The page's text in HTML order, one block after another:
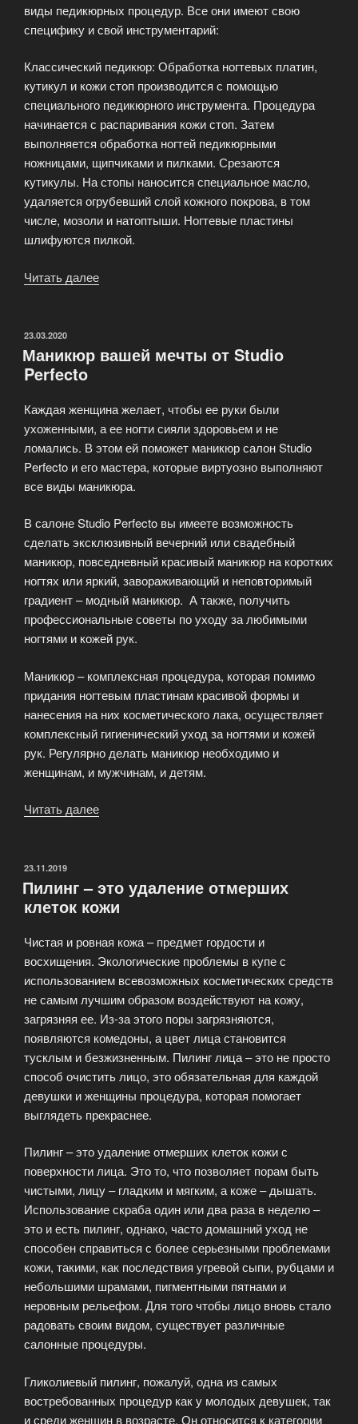
виды педикюрных процедур. Все они имеют свою
специфику и свой инструментарий:
Классический педикюр: Обработка ногтевых платин,
кутикул и кожи стоп производится с помощью
специального педикюрного инструмента. Процедура
начинается с распаривания кожи стоп. Затем
выполняется обработка ногтей педикюрными
ножницами, щипчиками и пилками. Срезаются
кутикулы. На стопы наносится специальное масло,
удаляется огрубевший слой кожного покрова, в том
числе, мозоли и натоптыши. Ногтевые пластины
шлифуются пилкой.
Читать далее
Studio
ОПУБЛИКОВАНО
23.03.2020
Маникюр вашей мечты от Studio
Perfecto
Каждая женщина желает, чтобы ее руки были
ухоженными, а ее ногти сияли здоровьем и не
ломались. В этом ей поможет маникюр салон Studio
Perfecto и его мастера, которые виртуозно выполняют
все виды маникюра.
В салоне Studio Perfecto вы имеете возможность
сделать эксклюзивный вечерний или свадебный
маникюр, повседневный красивый маникюр на коротких
ногтях или яркий, завораживающий и неповторимый
градиент – модный маникюр. А также, получить
профессиональные советы по уходу за любимыми
ногтями и кожей рук.
Маникюр – комплексная процедура, которая помимо
придания ногтевым пластинам красивой формы и
нанесения на них косметического лака, осуществляет
комплексный гигиенический уход за ногтями и кожей
рук. Регулярно делать маникюр необходимо и
женщинам, и мужчинам, и детям.
Читать далее
Studio
Perfecto»
ОПУБЛИКОВАНО
23.11.2019
Пилинг – это удаление отмерших
клеток кожи
Чистая и ровная кожа – предмет гордости и
восхищения. Экологические проблемы в купе с
использованием всевозможных косметических средств
не самым лучшим образом воздействуют на кожу,
загрязняя ее. Из-за этого поры загрязняются,
появляются комедоны, а цвет лица становится
тусклым и безжизненным. Пилинг лица – это не просто
способ очистить лицо, это обязательная для каждой
девушки и женщины процедура, которая помогает
выглядеть прекраснее.
Пилинг – это удаление отмерших клеток кожи с
поверхности лица. Это то, что позволяет порам быть
чистыми, лицу – гладким и мягким, а коже – дышать.
Использование скраба один или два раза в неделю –
это и есть пилинг, однако, часто домашний уход не
способен справиться с более серьезными проблемами
кожи, такими, как последствия угревой сыпи, рубцами и
небольшими шрамами, пигментными пятнами и
неровным рельефом. Для того чтобы лицо вновь стало
радовать своим видом, существует различные
салонные процедуры.
Гликолиевый пилинг, пожалуй, одна из самых
востребованных процедур как у молодых девушек, так
и среди женщин в возрасте. Он относится к категории